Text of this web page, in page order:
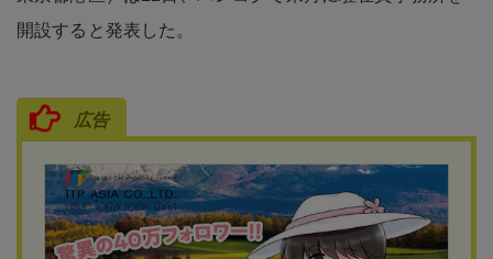
開設すると発表した。
広告